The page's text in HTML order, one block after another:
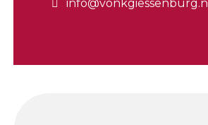
info@vonkgiessenburg.nl